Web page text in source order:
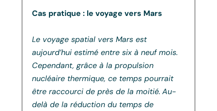
Cas pratique : le voyage vers Mars
Le voyage spatial vers Mars est
aujourd’hui estimé entre six à neuf mois.
Cependant, grâce à la propulsion
nucléaire thermique, ce temps pourrait
être raccourci de près de la moitié. Au-
delà de la réduction du temps de